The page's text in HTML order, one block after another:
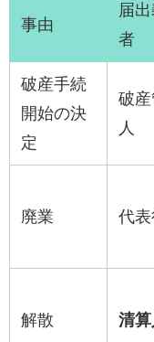
事由
届
者
破産手続
開始の決
定
破
人
廃業 代表
解散 清算